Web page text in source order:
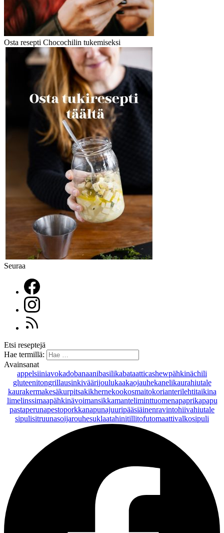
Osta resepti Chocochilin tukemiseksi
Seuraa
Etsi reseptejä
Hae termillä:
Avainsanat
appelsiiniavokadobanaanibasilikabataatticashewpähkinächili
gluteenitongrillausinkiväärijoulukaakaojauhekanelikaurahiutale
kaurakermakesäkurpitsakikhernekookosmaitokorianterilehtitaikina
limelinssimaapähkinävoimansikkamanteliminttuomenapaprikapapu
pastaperunapestoporkkanapunajuuripääsiäinenravintohiivahiutale
sipulisitruunasoijarouhesuklaatahinitillitofutomaattivalkosipuli